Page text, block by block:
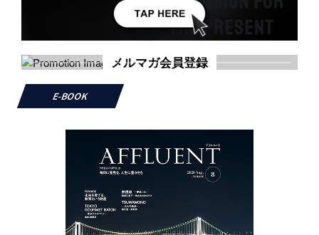
メルマガ会員登録
E-BOOK